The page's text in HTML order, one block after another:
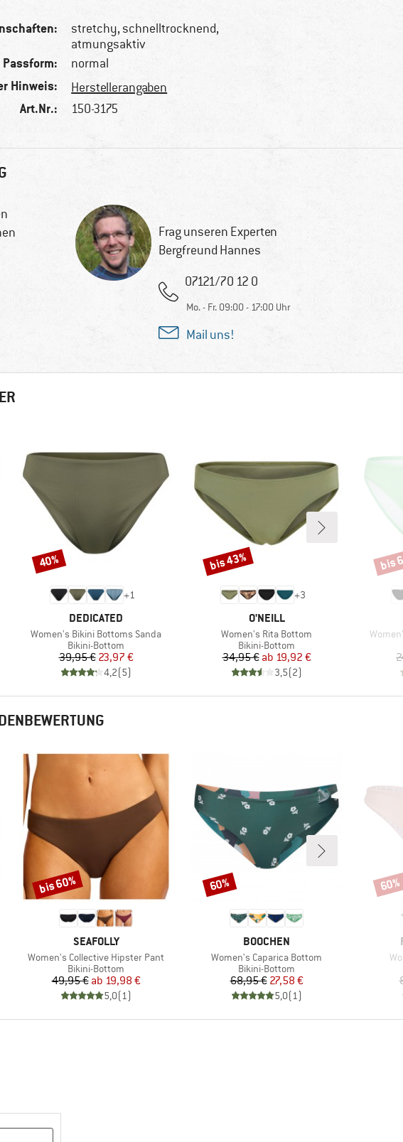
stretchy, schnelltrocknend,
atmungsaktiv
Passform: normal
Hinweis: Herstellerangaben
Art.Nr.: 150-3175
Frag unseren Experten
Bergfreund Hannes
07121/70 12 0
Mo. - Fr. 09:00 - 17:00 Uhr
Mail uns!
+1
MARKE
DEDICATED
Artikel
Women's Bikini Bottoms Sanda
Produktgruppe
Bikini-Bottom
Preis
39,95 €reduzierter Preis
23,97 €
4,2(5)
Rabatt
40%
+3
MARKE
O'NEILL
Artikel
Women's Rita Bottom
Produktgruppe
Bikini-Bottom
Preis
34,95 € reduzierter Preis
ab 19,92 €
3,5(2)
Rabatt
bis 43%
Artikel
bis
MARKE
SEAFOLLY
Artikel
Women's Collective Hipster Pant
Produktgruppe
Bikini-Bottom
Preis
49,95 € reduzierter Preis
ab 19,98 €
5,0(1)
Rabatt
bis 60%
MARKE
BOOCHEN
Artikel
Women's Caparica Bottom
Produktgruppe
Bikini-Bottom
Preis
68,95 €reduzierter Preis
27,58 €
5,0(1)
Rabatt
60% 60%